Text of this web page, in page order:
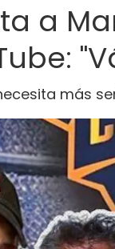
a
más